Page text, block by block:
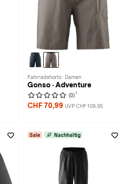
Fahrradshorts · Damen
Gonso · Adventure
(0) 1
CHF 70,99 UVP CHF 109,95
Sale Nachhaltig